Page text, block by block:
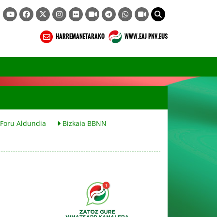
HARREMANETARAKO WWW.EAJ-PNV.EUS
Aldundia Bizkaia BBNN